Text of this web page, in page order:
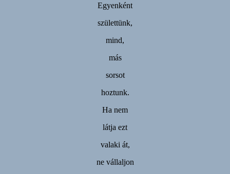
Egyenként
születtünk,
mind,
más
sorsot
hoztunk.
Ha nem
látja ezt
valaki át,
ne vállaljon